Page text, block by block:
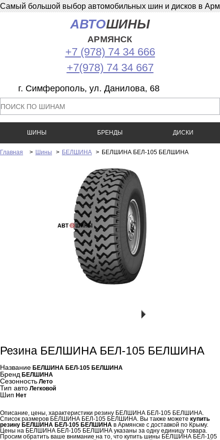
Самый большой выбор автомобильных шин и дисков в
АВТОШИНЫ
АРМЯНСК
+7 (978) 74 34 666
+7(978) 74 34 667
г. Симферополь, ул. Данилова, 68
ШИНЫ БРЕНДЫ ДИСКИ
Главная > Шины > БЕЛШИНА > БЕЛШИНА БЕЛ-105 БЕЛШИНА
Резина БЕЛШИНА БЕЛ-105 БЕЛШИНА
Название БЕЛШИНА БЕЛ-105 БЕЛШИНА
Бренд БЕЛШИНА
Сезонность Лето
Тип авто Легковой
Шип Нет
Описание, цены, характеристики резину БЕЛШИНА БЕЛ-105 БЕЛШИНА.
Список размеров БЕЛШИНА БЕЛ-105 БЕЛШИНА. Вы также можете купить
резину БЕЛШИНА БЕЛ-105 БЕЛШИНА в Армянске с доставкой по Крыму.
Цены на БЕЛШИНА БЕЛ-105 БЕЛШИНА указаны за одну единицу товара.
Просим обратить ваше внимание на то, что купить шины БЕЛШИНА БЕЛ-105